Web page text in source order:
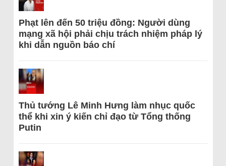
Phạt lên đến 50 triệu đồng: Người dùng
mạng xã hội phải chịu trách nhiệm pháp lý
khi dẫn nguồn báo chí
Thủ tướng Lê Minh Hưng làm nhục quốc
thể khi xin ý kiến chỉ đạo từ Tổng thống
Putin